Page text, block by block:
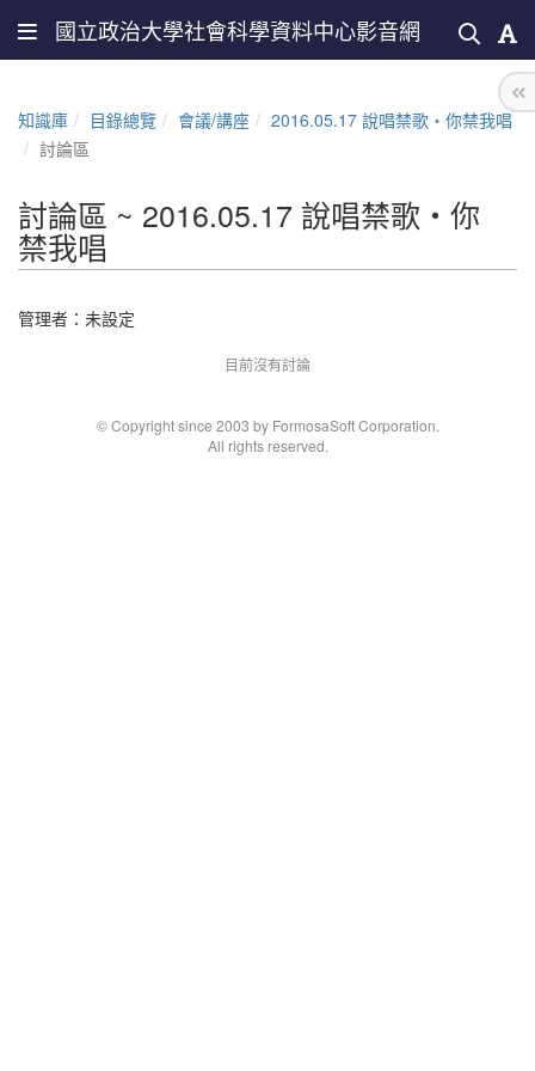
國立政治大學社會科學資料中心影音網
知識庫 目錄總覽 會議/講座
2016.05.17 說唱禁歌‧你禁我唱
討論區
討論區 ~ 2016.05.17 說唱禁歌‧你
禁我唱
管理者：未設定
目前沒有討論
© Copyright since 2003 by FormosaSoft Corporation.
All rights reserved.